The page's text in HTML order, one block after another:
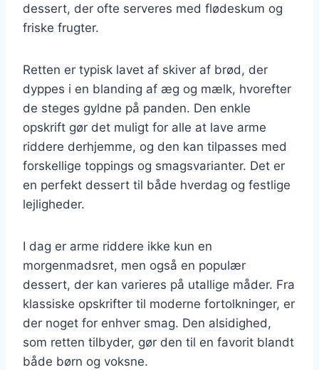
dessert, der ofte serveres med flødeskum og
friske frugter.
Retten er typisk lavet af skiver af brød, der
dyppes i en blanding af æg og mælk, hvorefter
de steges gyldne på panden. Den enkle
opskrift gør det muligt for alle at lave arme
riddere derhjemme, og den kan tilpasses med
forskellige toppings og smagsvarianter. Det er
en perfekt dessert til både hverdag og festlige
lejligheder.
I dag er arme riddere ikke kun en
morgenmadsret, men også en populær
dessert, der kan varieres på utallige måder. Fra
klassiske opskrifter til moderne fortolkninger, er
der noget for enhver smag. Den alsidighed,
som retten tilbyder, gør den til en favorit blandt
både børn og voksne.